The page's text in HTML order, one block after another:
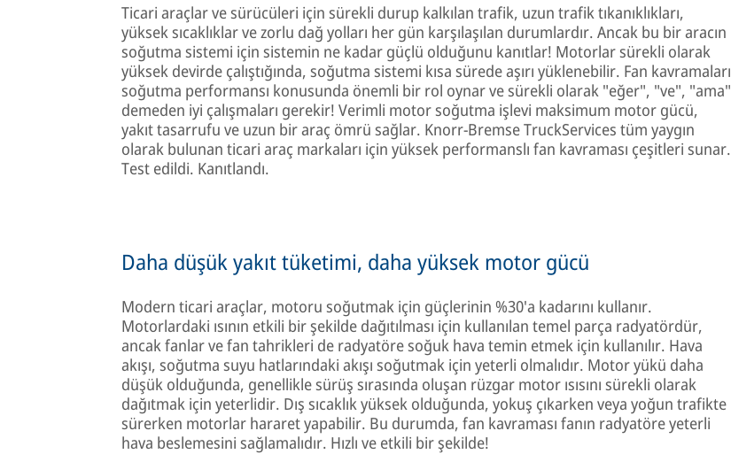
Ticari araçlar ve sürücüleri için sürekli durup kalkılan trafik, uzun trafik tıkanıklıkları,
yüksek sıcaklıklar ve zorlu dağ yolları her gün karşılaşılan durumlardır. Ancak bu bir aracın
soğutma sistemi için sistemin ne kadar güçlü olduğunu kanıtlar! Motorlar sürekli olarak
yüksek devirde çalıştığında, soğutma sistemi kısa sürede aşırı yüklenebilir. Fan kavramaları
soğutma performansı konusunda önemli bir rol oynar ve sürekli olarak "eğer", "ve", "ama"
demeden iyi çalışmaları gerekir! Verimli motor soğutma işlevi maksimum motor gücü,
yakıt tasarrufu ve uzun bir araç ömrü sağlar. Knorr-Bremse TruckServices tüm yaygın
olarak bulunan ticari araç markaları için yüksek performanslı fan kavraması çeşitleri sunar.
Test edildi. Kanıtlandı.
Daha düşük yakıt tüketimi, daha yüksek motor gücü
Modern ticari araçlar, motoru soğutmak için güçlerinin %30'a kadarını kullanır.
Motorlardaki ısının etkili bir şekilde dağıtılması için kullanılan temel parça radyatördür,
ancak fanlar ve fan tahrikleri de radyatöre soğuk hava temin etmek için kullanılır. Hava
akışı, soğutma suyu hatlarındaki akışı soğutmak için yeterli olmalıdır. Motor yükü daha
düşük olduğunda, genellikle sürüş sırasında oluşan rüzgar motor ısısını sürekli olarak
dağıtmak için yeterlidir. Dış sıcaklık yüksek olduğunda, yokuş çıkarken veya yoğun trafikte
sürerken motorlar hararet yapabilir. Bu durumda, fan kavraması fanın radyatöre yeterli
hava beslemesini sağlamalıdır. Hızlı ve etkili bir şekilde!